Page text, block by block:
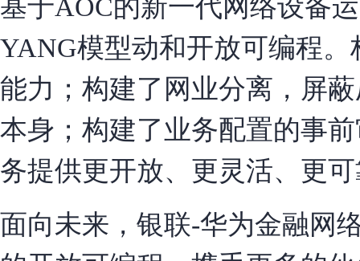
基于AOC的新一代网络设备
YANG模型动和开放可编程
能力；构建了网业分离，屏
本身；构建了业务配置的事
务提供更开放、更灵活、更
面向未来，银联-华为金融网